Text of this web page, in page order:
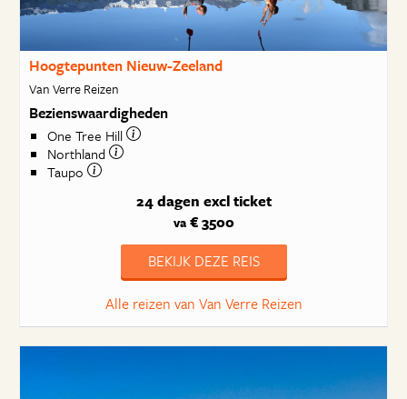
Hoogtepunten Nieuw-Zeeland
Van Verre Reizen
Bezienswaardigheden
One Tree Hill
Northland
Taupo
24 dagen excl ticket
va€ 3500
BEKIJK DEZE REIS
Alle reizen van Van Verre Reizen